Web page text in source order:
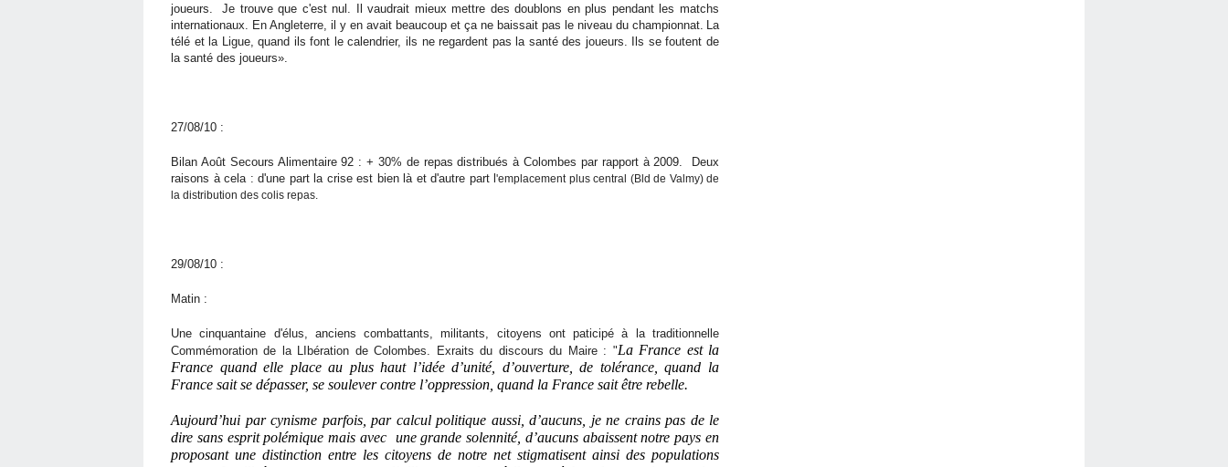
joueurs.
Je trouve que c'est nul. Il vaudrait mieux mettre des doublons en plus pendant les matchs
internationaux. En Angleterre, il y en avait beaucoup et ça ne baissait pas le niveau du championnat.
La
télé et la Ligue, quand ils font le calendrier, ils ne regardent pas la santé des joueurs. Ils se foutent de
la santé des joueurs».
27/08/10 :
Bilan Août Secours Alimentaire 92 : + 30% de repas distribués à Colombes par rapport à 2009. Deux
raisons à cela : d'une part la crise est bien là et d'autre part l 'emplacement plus central (Bld de Valmy) de
la distribution des colis repas.
29/08/10 :
Matin :
Une cinquantaine d'élus, anciens combattants, militants, citoyens ont paticipé à la traditionnelle
Commémoration de la LIbération de Colombes. Exraits du discours du Maire : "La France est la
France quand elle place au plus haut l’idée d’unité, d’ouverture, de tolérance, quand la
France sait se dépasser, se soulever contre l’oppression, quand la France sait être rebelle.
Aujourd’hui par cynisme parfois, par calcul politique aussi, d’aucuns, je ne crains pas de le
dire sans esprit polémique mais avec une grande solennité, d’aucuns abaissent notre pays en
proposant une distinction entre les citoyens de notre net stigmatisent ainsi des populations